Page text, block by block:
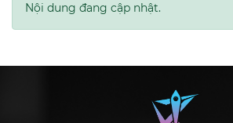
Nội dung đang cập nhật.